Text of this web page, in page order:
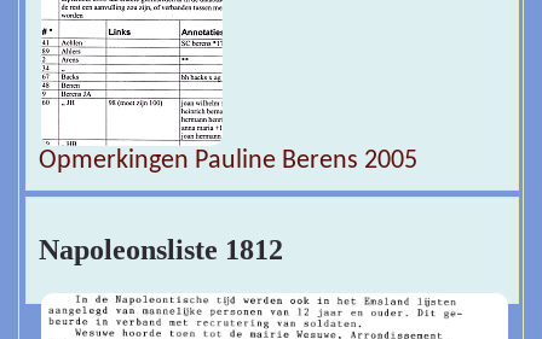
Opmerkingen Pauline Berens 2005
Napoleonsliste 1812